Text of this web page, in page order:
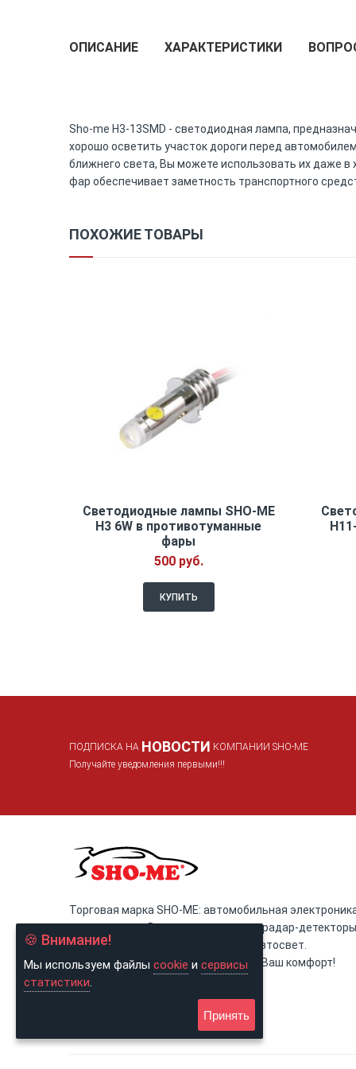
🍪 Внимание!
Мы используем файлы cookie и сервисы
статистики.
Принять
beginning
ОПИСАНИЕ
Sho-me H3-13SMD - светодиодная лампа,
хорошо осветить участок дороги перед
ближнего света, Вы можете использовать их даже
фар обеспечивает заметность транспортного
ХАРАКТЕРИСТИКИ
ПОХОЖИЕ ТОВАРЫ
Светодиодные лампы SHO-ME
H3 6W в противотуманные
фары
500 руб.
КУПИТЬ
ПОДПИСКА НА НОВОСТИ КОМПАНИИ SHO-ME
Получайте уведомления первыми!!!
Торговая марка SHO-ME: автомобильная
светотехника. Видеорегистраторы, радар-детекторы
(антирадары), Комбо-устройства, автосвет.
SHO-ME: помогаем контролировать Ваш комфорт!